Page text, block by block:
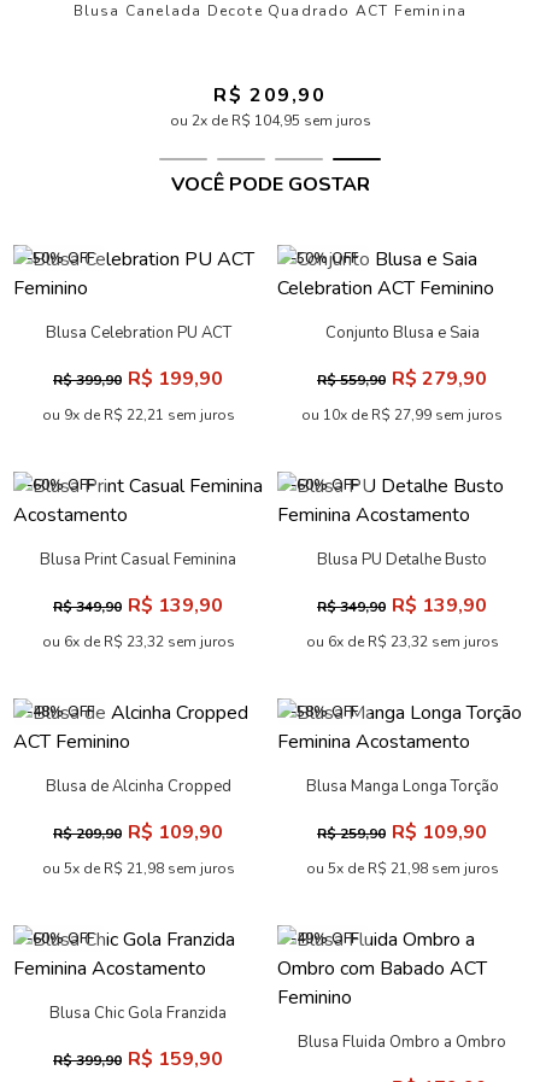
Blusa Canelada Decote Quadrado ACT Feminina
R$ 209,90
ou 2x de R$ 104,95 sem juros
VOCÊ PODE GOSTAR
-50% OFF
Blusa Celebration PU ACT
R$ 399,90 R$ 199,90
ou 9x de R$ 22,21 sem juros
-50% OFF
Conjunto Blusa e Saia
Celebration ACT Feminino
R$ 279,90
ou 10x de R$ 27,99 sem juros
Blusa Print Casual Feminina
Acostamento
Blusa PU Detalhe Busto
Feminina Acostamento
R$ 349,90